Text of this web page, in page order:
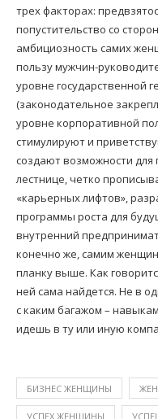
трех факторах:
попустительство со
амбициозность самих
пользу мужчин-
уровне государственной
(законодательное
уровне корпоративной
стимулируют и
создают возможности
лестнице, четко
«карьерных лифтов»,
программы роста для
внутренний
конечно же, самим
планку выше. Как
ней сама найдется. Не в
с каким багажом –
идешь в ту или иную
БИЗНЕС ЖЕНЩИНЫ
УСПЕХ ЖЕНЩИНЫ